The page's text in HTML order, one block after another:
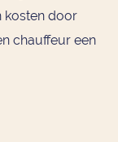
kosten door
chauffeur een